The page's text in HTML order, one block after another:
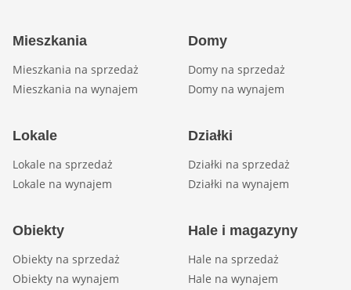
Mieszkania
Mieszkania na sprzedaż
Mieszkania na wynajem
Domy
Domy na sprzedaż
Domy na wynajem
Lokale
Lokale na sprzedaż
Lokale na wynajem
Działki
Działki na sprzedaż
Działki na wynajem
Obiekty
Obiekty na sprzedaż
Obiekty na wynajem
Hale i magazyny
Hale na sprzedaż
Hale na wynajem